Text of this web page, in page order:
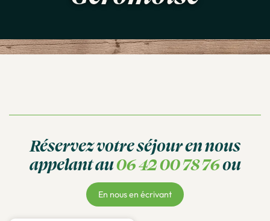
Réservez votre séjour en nous
appelant au06 42 00 78 76ou
En nous en écrivant